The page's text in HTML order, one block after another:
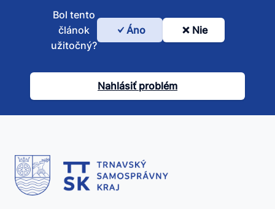
Bol
článok
užitočný?
Bol tento
článok
užitočný?
Áno Nie
Nahlásiť problém